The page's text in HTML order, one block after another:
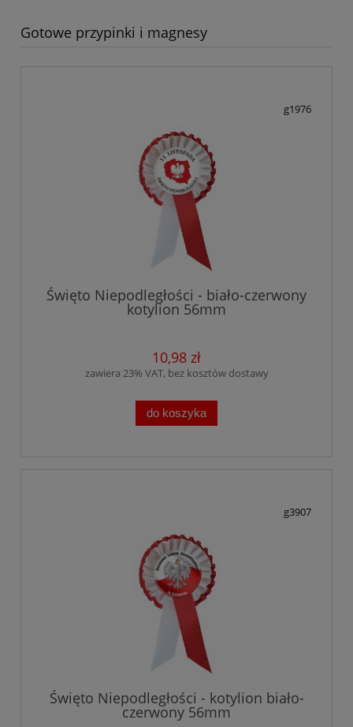
Gotowe przypinki i magnesy
g1976
Święto Niepodległości - biało-czerwony
kotylion 56mm
10,98 zł
zawiera 23% VAT, bez kosztów dostawy
do koszyka
g3907
Święto Niepodległości - kotylion biało-
czerwony 56mm